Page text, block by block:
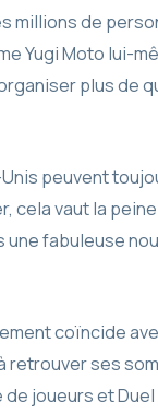
millions de
Yugi Moto lui-
plus de
peuvent
cela vaut la
une fabuleuse
coïncide
retrouver ses
joueurs et Duel